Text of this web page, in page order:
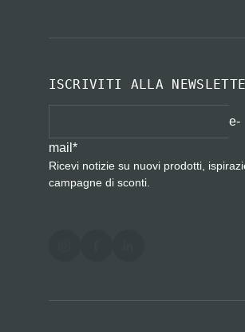
ISCRIVITI ALLA
e-
mail *
Ricevi notizie su nuovi prodotti,
campagne di sconti.